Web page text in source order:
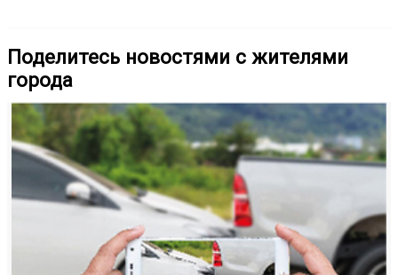
Поделитесь новостями с жителями
города